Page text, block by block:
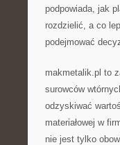
podpowiada, jak
rozdzielić, a co
podejmować
makmetalik.pl to
surowców
odzyskiwać
materiałowej w
nie jest tylko